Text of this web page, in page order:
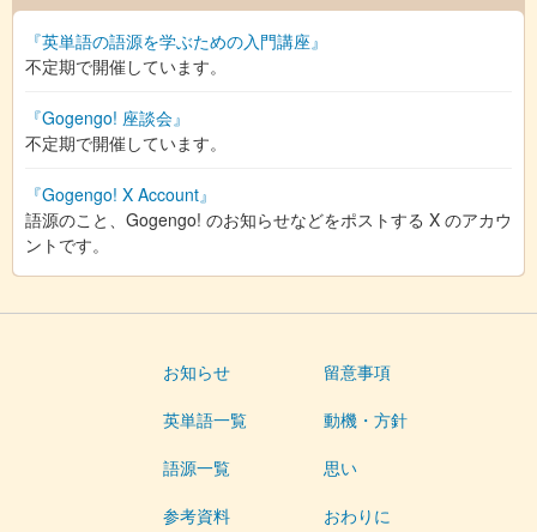
『英単語の語源を学ぶための入門講座』
不定期で開催しています。
『Gogengo! 座談会』
不定期で開催しています。
『Gogengo! X Account』
語源のこと、Gogengo! のお知らせなどをポストする X のアカウ
ントです。
お知らせ
英単語一覧
語源一覧
参考資料
留意事項
動機・方針
思い
おわりに